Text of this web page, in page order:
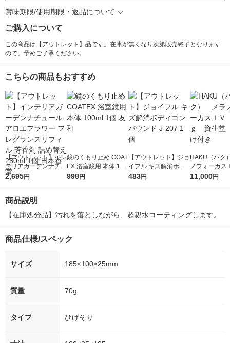
賞味期限/使用期限・返品について
ご購入について
この商品は【アウトレット】品です。在庫が無くなり次第販売終了となります
ので、予めご了承ください。
こちらの商品もおすすめ
【アウトレット】イン
テリアガーデンナチュ
ール アロエフラワー
ml 1個 日本香堂
2,695円
鏡のくもり止め COAT
EX 浴室鏡用 本体 100
ml 1個 友和
998円
【アウトレット】ジョ
イフル キズ解消ボデ
ィコンパウンド J-207
483円
HAKU（ハ
ノフォーカ
5ｇ 資生堂
11,000円
商品説明
【在庫処分品】汚れを落としながら、超親水コーティングします。
商品仕様/スペック
サイズ 185×100×25mm
質量 70g
タイプ ひげそり